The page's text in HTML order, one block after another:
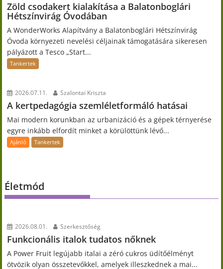
Zöld csodakert kialakítása a Balatonboglári
Hétszínvirág Óvodában
A WonderWorks Alapítvány a Balatonboglári Hétszínvirág
Óvoda környezeti nevelési céljainak támogatására sikeresen
pályázott a Tesco „Start...
Tankertek
2026.07.11. Szalontai Kriszta
A kertpedagógia szemléletformáló hatásai
Mai modern korunkban az urbanizáció és a gépek térnyerése
egyre inkább elfordít minket a körülöttünk lévő...
Ajánló Tankertek
Életmód
2026.08.01. Szerkesztőség
Funkcionális italok tudatos nőknek
A Power Fruit legújabb italai a zéró cukros üdítőélményt
ötvözik olyan összetevőkkel, amelyek illeszkednek a mai...